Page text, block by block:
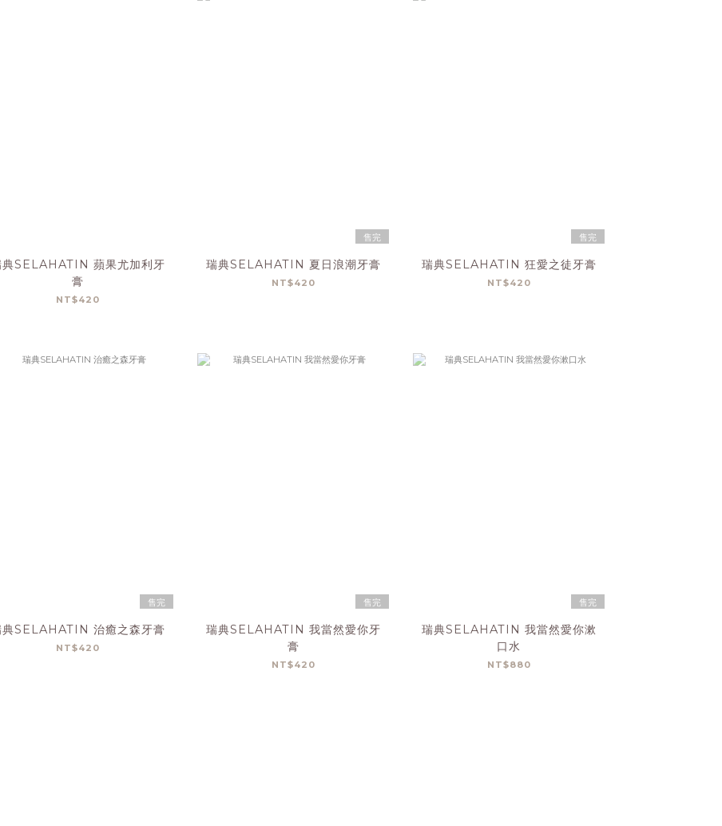
典SELAHATIN 蘋果尤加利牙
膏
NT$420
售完
瑞典SELAHATIN 夏日浪潮牙膏
NT$420
售完
瑞典SELAHATIN 狂愛之徒牙膏
NT$420
售完
典SELAHATIN 治癒之森牙膏
NT$420
售完
瑞典SELAHATIN 我當然愛你牙
膏
NT$420
售完
瑞典SELAHATIN 我當然愛你漱
口水
NT$880